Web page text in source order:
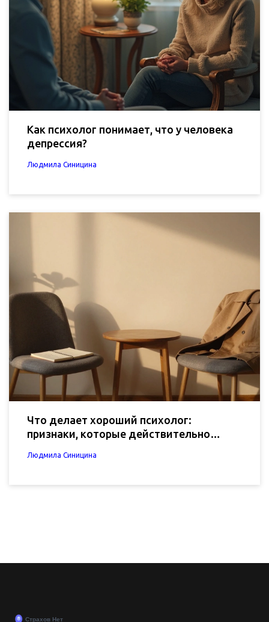
Как психолог понимает, что у человека
депрессия?
Людмила Синицина
Что делает хороший психолог:
признаки, которые действительно
Людмила Синицина